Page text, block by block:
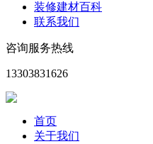
装修建材百科
联系我们
咨询服务热线
13303831626
首页
关于我们